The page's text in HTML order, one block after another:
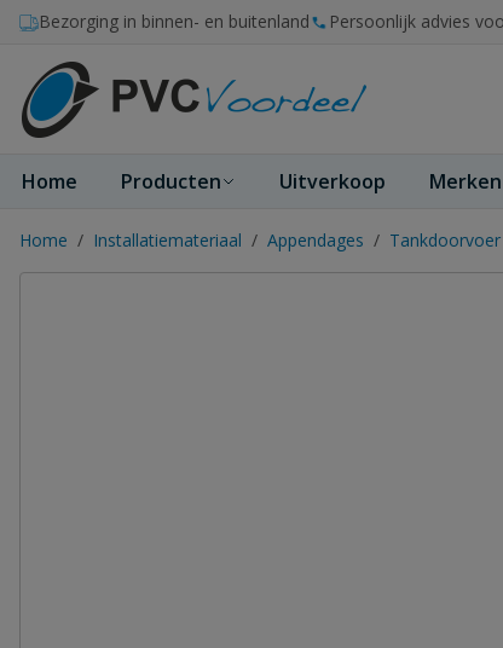
Ga naar de inhoud
Bezorging in binnen- en buitenland Persoonlijk advies
Home Producten Uitverkoop Merken
Home / Installatiemateriaal / Appendages / Tankdoorvoer